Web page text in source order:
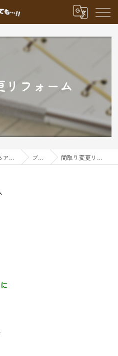
リフォーム
ブログ 間取り変更リフォーム